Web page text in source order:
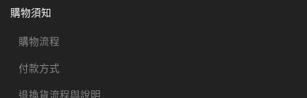
購物須知
購物流程
付款方式
退換貨流程與說明